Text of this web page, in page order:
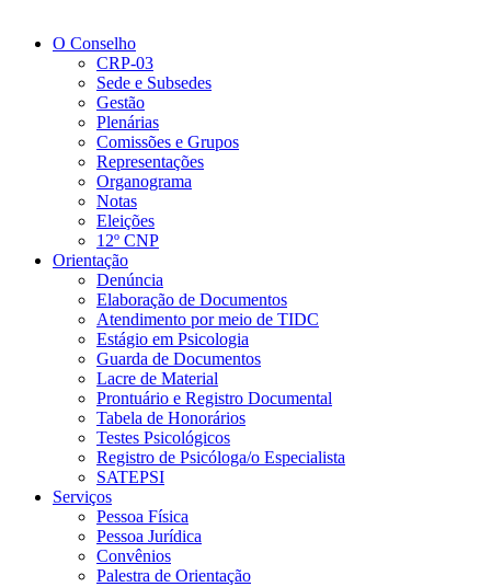
O Conselho
CRP-03
Sede e Subsedes
Gestão
Plenárias
Comissões e Grupos
Representações
Organograma
Notas
Eleições
12º CNP
Orientação
Denúncia
Elaboração de Documentos
Atendimento por meio de TIDC
Estágio em Psicologia
Guarda de Documentos
Lacre de Material
Prontuário e Registro Documental
Tabela de Honorários
Testes Psicológicos
Registro de Psicóloga/o Especialista
SATEPSI
Serviços
Pessoa Física
Pessoa Jurídica
Convênios
Palestra de Orientação